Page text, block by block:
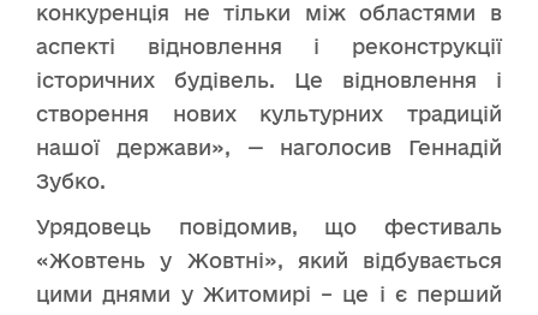
конкуренція не тільки між областями в
аспекті відновлення і реконструкції
історичних будівель. Це відновлення і
створення нових культурних традицій
нашої держави», — наголосив Геннадій
Зубко.
Урядовець повідомив, що фестиваль
«Жовтень у Жовтні», який відбувається
цими днями у Житомирі – це і є перший